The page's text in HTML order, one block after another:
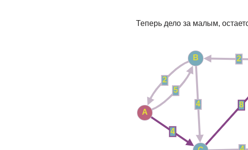
Теперь дело за малым,